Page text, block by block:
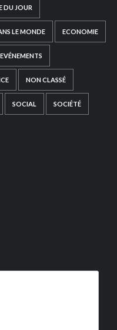
DU JOUR
LE MONDE ECONOMIE
EVÉNEMENTS
NON CLASSÉ
SOCIAL SOCIÉTÉ